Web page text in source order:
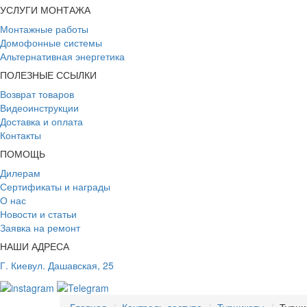
УСЛУГИ МОНТАЖА
Монтажные работы
Домофонные системы
Альтернативная энергетика
ПОЛЕЗНЫЕ ССЫЛКИ
Возврат товаров
Видеоинструкции
Доставка и оплата
Контакты
ПОМОЩЬ
Дилерам
Сертификаты и награды
О нас
Новости и статьи
Заявка на ремонт
НАШИ АДРЕСА
Г. Киевул. Дашавская, 25